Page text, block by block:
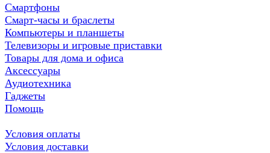
Смартфоны
Смарт-часы и браслеты
Компьютеры и планшеты
Телевизоры и игровые приставки
Товары для дома и офиса
Аксессуары
Аудиотехника
Гаджеты
Помощь
Условия оплаты
Условия доставки